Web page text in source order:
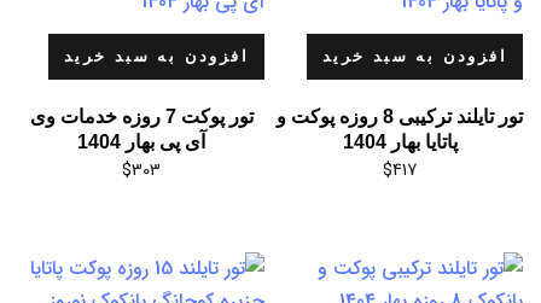
افزودن به سبد خرید
تور تایلند ترکیبی 8 روزه پوکت و
پاتایا بهار 1404
$417
افزودن به سبد خرید
تور پوکت 7 روزه خدمات وی
آی پی بهار 1404
$303